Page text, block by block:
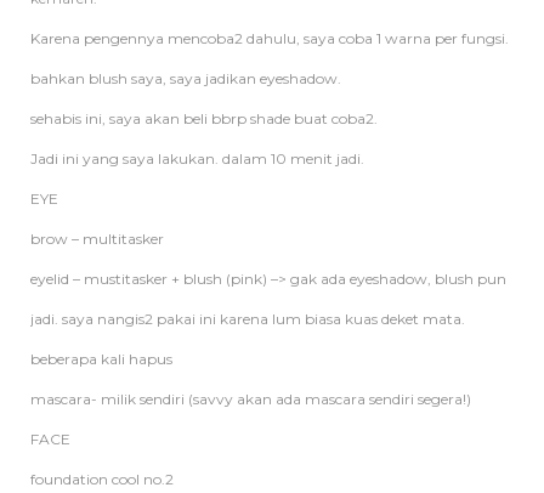
Karena pengennya mencoba2 dahulu, saya coba 1 warna per fungsi.
bahkan blush saya, saya jadikan eyeshadow.
sehabis ini, saya akan beli bbrp shade buat coba2.
Jadi ini yang saya lakukan. dalam 10 menit jadi.
EYE
brow – multitasker
eyelid – mustitasker + blush (pink) –> gak ada eyeshadow, blush pun
jadi. saya nangis2 pakai ini karena lum biasa kuas deket mata.
beberapa kali hapus
mascara- milik sendiri (savvy akan ada mascara sendiri segera!)
FACE
foundation cool no.2